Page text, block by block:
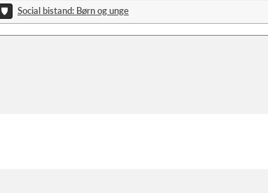
Social bistand: Børn og unge